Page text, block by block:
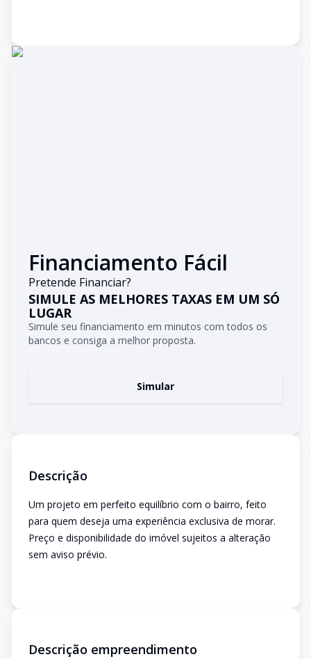
Financiamento Fácil
Pretende Financiar?
SIMULE AS MELHORES TAXAS EM UM SÓ
LUGAR
Simule seu financiamento em minutos com todos os
bancos e consiga a melhor proposta.
Simular
Descrição
Um projeto em perfeito equilíbrio com o bairro, feito
para quem deseja uma experiência exclusiva de morar.
Preço e disponibilidade do imóvel sujeitos a alteração
sem aviso prévio.
Descrição empreendimento